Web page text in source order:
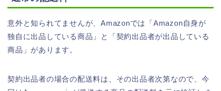
意外と知られてませんが、Amazonでは「Amazon自身が
独自に出品している商品」と「契約出品者が出品している
商品」があります。
契約出品者の場合の配送料は、その出品者次第なので、今